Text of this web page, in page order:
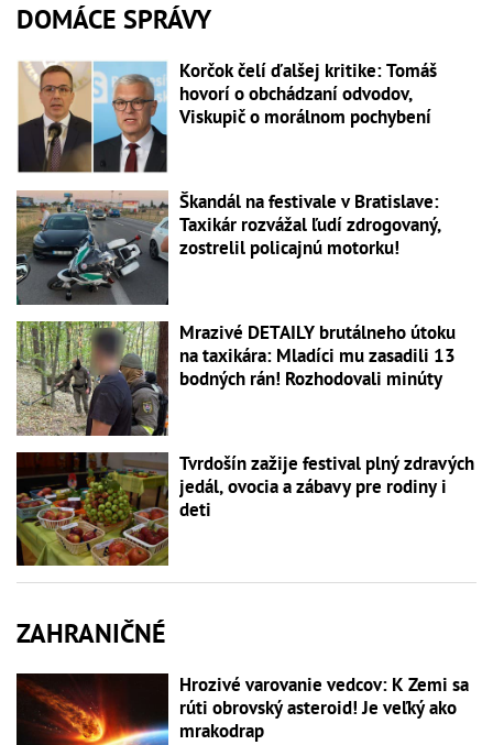
DOMÁCE SPRÁVY
Korčok čelí ďalšej kritike: Tomáš
hovorí o obchádzaní odvodov,
Viskupič o morálnom pochybení
Škandál na festivale v Bratislave:
Taxikár rozvážal ľudí zdrogovaný,
zostrelil policajnú motorku!
Mrazivé DETAILY brutálneho útoku
na taxikára: Mladíci mu zasadili 13
bodných rán! Rozhodovali minúty
Tvrdošín zažije festival plný zdravých
jedál, ovocia a zábavy pre rodiny i
deti
ZAHRANIČNÉ
Hrozivé varovanie vedcov: K Zemi sa
rúti obrovský asteroid! Je veľký ako
mrakodrap